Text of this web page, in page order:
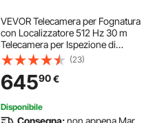
VEVOR Telecamera per Fognatura
con Localizzatore 512 Hz 30 m
Telecamera per Ispezione di
Scarichi Autolivellante con Schermo
HD 1080P 228,6 mm Zoom 36X,
Telecamera Idraulica a Serpente con
Luci-12 LED
(23)
64590€
Disponibile
Consegna:non appena Mar.